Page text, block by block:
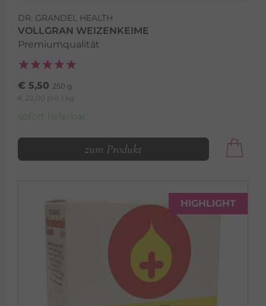
DR. GRANDEL HEALTH
VOLLGRAN WEIZENKEIME
Premiumqualität
€ 5,50 250 g
€ 22,00 pro 1 kg
sofort lieferbar
zum Produkt
HIGHLIGHT